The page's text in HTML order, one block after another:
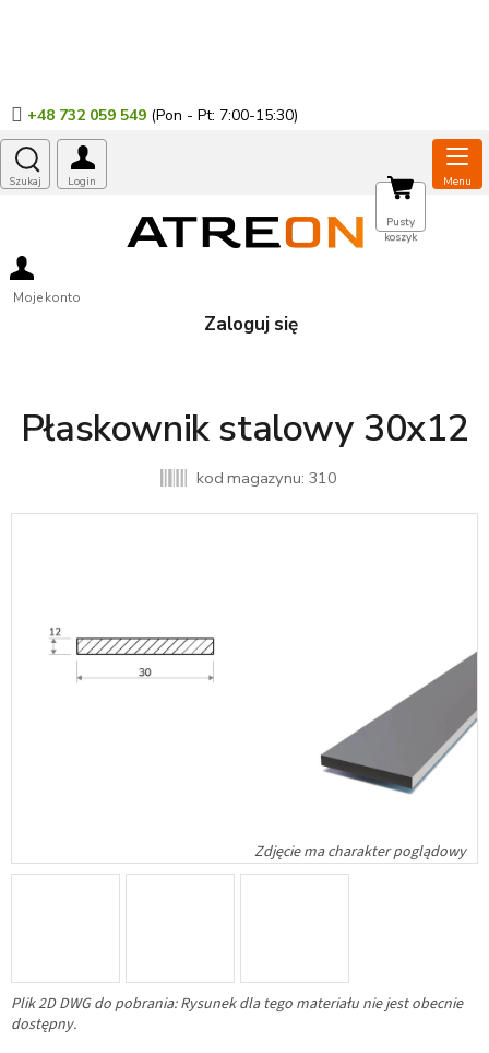
+48 732 059 549
Moje konto
Zaloguj się
KOSZYK
Pusty
koszyk
Płaskownik stalowy 30x12
kod magazynu: 310
Plik 2D DWG do pobrania: Rysunek dla tego materiału nie jest obecnie
dostępny.